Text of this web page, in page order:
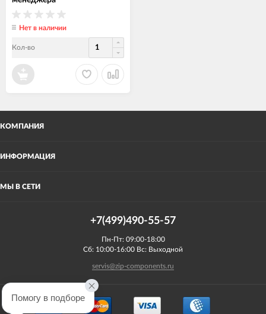
Нет в наличии
Кол-во
КОМПАНИЯ
ИНФОРМАЦИЯ
МЫ В СЕТИ
+7(499)490-55-57
Пн-Пт: 09:00-18:00
Сб: 10:00-16:00 Вс: Выходной
servis@zip-components.ru
Помогу в подборе